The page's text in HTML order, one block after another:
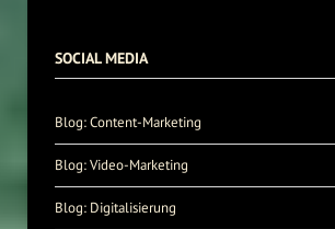
SOCIAL MEDIA
Blog: Content-Marketing
Blog: Video-Marketing
Blog: Digitalisierung